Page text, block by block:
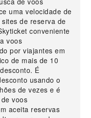
uma velocidade de
de reserva de
conveniente
voos
por viajantes em
de mais de 10
É
usando o
de vezes e é
voos
aceita reservas